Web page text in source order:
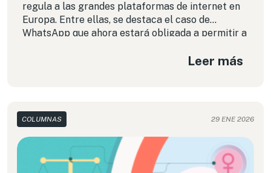
regula a las grandes plataformas de internet en
Europa. Entre ellas, se destaca el caso de
WhatsApp que ahora estará obligada a permitir a
columna reflexionamos sobre la estrategia que
Leer más
COLUMNAS 29 ENE 2026